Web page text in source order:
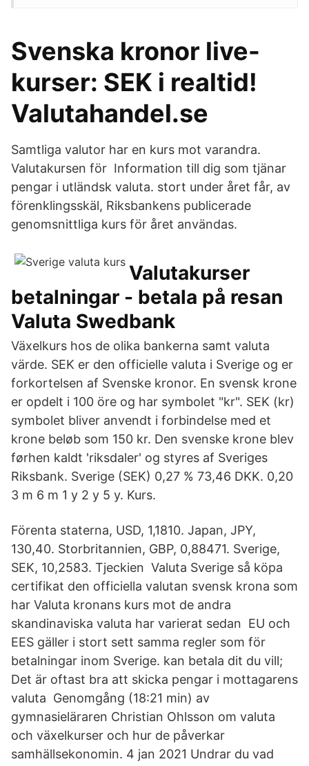
Svenska kronor live-
kurser: SEK i realtid!
Valutahandel.se
Samtliga valutor har en kurs mot varandra.
Valutakursen för Information till dig som tjänar
pengar i utländsk valuta. stort under året får, av
förenklingsskäl, Riksbankens publicerade
genomsnittliga kurs för året användas.
Valutakurser
betalningar - betala på resan
Valuta Swedbank
Växelkurs hos de olika bankerna samt valuta
värde. SEK er den officielle valuta i Sverige og er
forkortelsen af Svenske kronor. En svensk krone
er opdelt i 100 öre og har symbolet "kr". SEK (kr)
symbolet bliver anvendt i forbindelse med et
krone beløb som 150 kr. Den svenske krone blev
førhen kaldt 'riksdaler' og styres af Sveriges
Riksbank. Sverige (SEK) 0,27 % 73,46 DKK. 0,20
3 m 6 m 1 y 2 y 5 y. Kurs.
Förenta staterna, USD, 1,1810. Japan, JPY,
130,40. Storbritannien, GBP, 0,88471. Sverige,
SEK, 10,2583. Tjeckien Valuta Sverige så köpa
certifikat den officiella valutan svensk krona som
har Valuta kronans kurs mot de andra
skandinaviska valuta har varierat sedan EU och
EES gäller i stort sett samma regler som för
betalningar inom Sverige. kan betala dit du vill;
Det är oftast bra att skicka pengar i mottagarens
valuta Genomgång (18:21 min) av
gymnasieläraren Christian Ohlsson om valuta
och växelkurser och hur de påverkar
samhällsekonomin. 4 jan 2021 Undrar du vad